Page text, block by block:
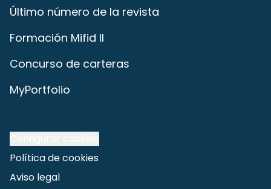
Último número de la revista
Formación Mifid II
Concurso de carteras
MyPortfolio
Política de cookies
Aviso legal